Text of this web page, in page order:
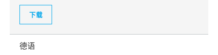
下载
德语